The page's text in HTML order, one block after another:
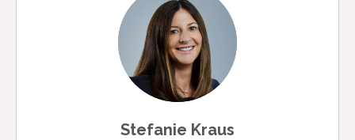
Stefanie Kraus